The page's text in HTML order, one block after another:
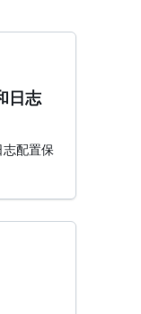
日志
配置保